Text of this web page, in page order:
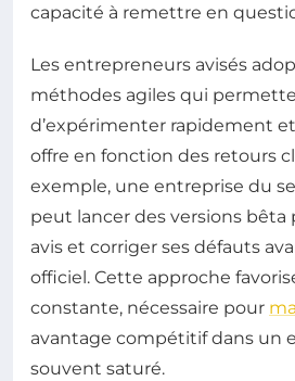
capacité à remettre en
Les entrepreneurs avisés
méthodes agiles qui
d’expérimenter rapidement
offre en fonction des retours
exemple, une entreprise du
peut lancer des versions bêta
avis et corriger ses défauts
officiel. Cette approche
constante, nécessaire pour
avantage compétitif dans un
souvent saturé.